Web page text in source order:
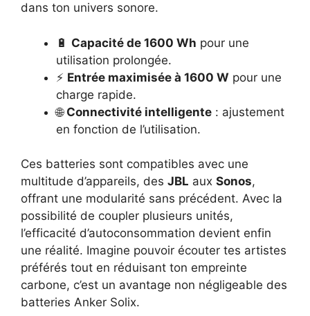
dans ton univers sonore.
🔋 Capacité de 1600 Wh pour une
utilisation prolongée.
⚡ Entrée maximisée à 1600 W pour une
charge rapide.
🌐 Connectivité intelligente : ajustement
en fonction de l’utilisation.
Ces batteries sont compatibles avec une
multitude d’appareils, des JBL aux Sonos,
offrant une modularité sans précédent. Avec la
possibilité de coupler plusieurs unités,
l’efficacité d’autoconsommation devient enfin
une réalité. Imagine pouvoir écouter tes artistes
préférés tout en réduisant ton empreinte
carbone, c’est un avantage non négligeable des
batteries Anker Solix.